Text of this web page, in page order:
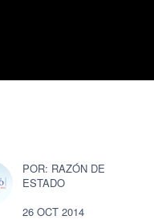
RAZÓN DE
ESTADO
26 OCT 2014